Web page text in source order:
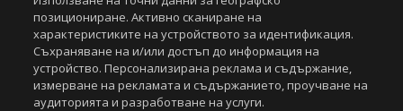
Спортал, освен ако изрично е посочено друго. Допуска се
публикуване на текстови материали само след писмено съгласие на
Агенция Спортал, посочване на източника и добавяне на линк към
www.sportal.bg. Използването на графични и видео материали,
публикувани в сайта, е строго забранено. Нарушителите ще бъдат
санкционирани с цялата строгост на закона.
позициониране. Активно сканиране на
характеристиките на устройството за идентификация.
Съхраняване на и/или достъп до информация на
устройство. Персонализирана реклама и съдържание,
измерване на рекламата и съдържанието, проучване на
аудиторията и разработване на услуги.